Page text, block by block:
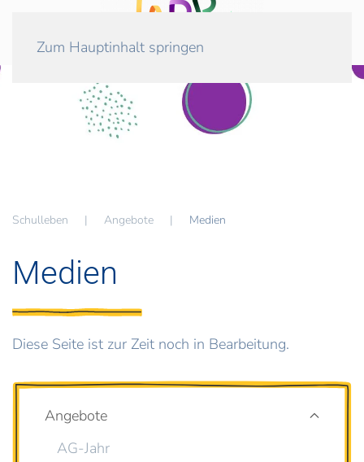
Zum Hauptinhalt springen
Schulleben Angebote Medien
Medien
Diese Seite ist zur Zeit noch in Bearbeitung.
Angebote
AG-Jahr